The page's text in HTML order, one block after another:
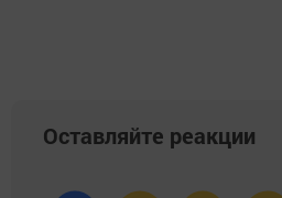
Оставляйте реакции